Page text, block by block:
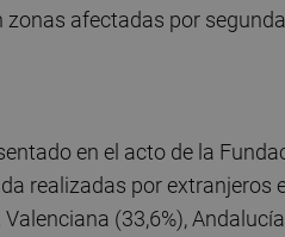
zonas afectadas por
en el acto de la
realizadas por extranjeros
(33,6%),